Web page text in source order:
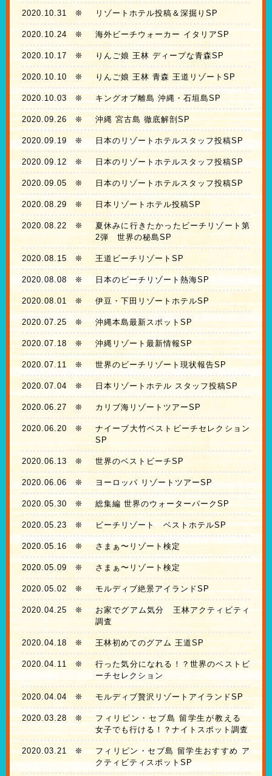
2020.10.31 ❊ リゾートホテル投稿＆深掘りSP
2020.10.24 ❊ 海外ビーチウォーカー イタリアSP
2020.10.17 ❊ りんご娘 王林 ディープな青森SP
2020.10.10 ❊ りんご娘 王林 青森 王道リゾートSP
2020.10.03❊ キングオブ離島 沖縄・石垣島SP
2020.09.26❊ 沖縄 宮古島 徹底解剖SP
2020.09.19 ❊ 日本のリゾートホテルスタッフ投稿SP
2020.09.12 ❊ 日本のリゾートホテルスタッフ投稿SP
2020.09.05 ❊ 日本のリゾートホテルスタッフ投稿SP
2020.08.29 ❊ 日本リゾートホテル投稿SP
2020.08.22 ❊
夏休みに行きたかったビーチリゾート第
2弾 世界の秘島SP
2020.08.15 ❊ 王道ビーチリゾートSP
2020.08.08 ❊ 日本のビーチリゾート熱海SP
2020.08.01 ❊ 伊豆・下田リゾートホテルSP
2020.07.25❊ 沖縄本島最新スポットSP
2020.07.18❊ 沖縄リゾート最新情報SP
2020.07.11 ❊ 世界のビーチリゾート現状報告SP
2020.07.04 ❊ 日本リゾートホテル スタッフ投稿SP
2020.06.27 ❊ カリブ海リゾートツアーSP
2020.06.20 ❊
ナイーブ大竹ベストビーチセレクション
SP
2020.06.13 ❊ 世界のベストビーチSP
2020.06.06 ❊ ヨーロッパ リゾートツアーSP
2020.05.30 ❊ 総集編 世界のウォーターパークSP
2020.05.23❊ ビーチリゾート ベストホテルSP
2020.05.16 ❊ さまぁ〜リゾート検定
2020.05.09 ❊ さまぁ〜リゾート検定
2020.05.02❊ モルディブ絶景アイランドSP
2020.04.25 ❊
お家でグアム気分 王林アクティビティ
調査
2020.04.18❊ 王林初めてのグアム 王道SP
2020.04.11❊
行った気分になれる！？世界のベストビ
ーチセレクション
2020.04.04 ❊ モルディブ贅沢リゾートアイランドSP
2020.03.28❊
フィリピン・セブ島 留学生が教える
女子でも行ける！？ナイトスポット調査
2020.03.21 ❊
フィリピン・セブ島 留学生おすすめ ア
クティビティスポットSP